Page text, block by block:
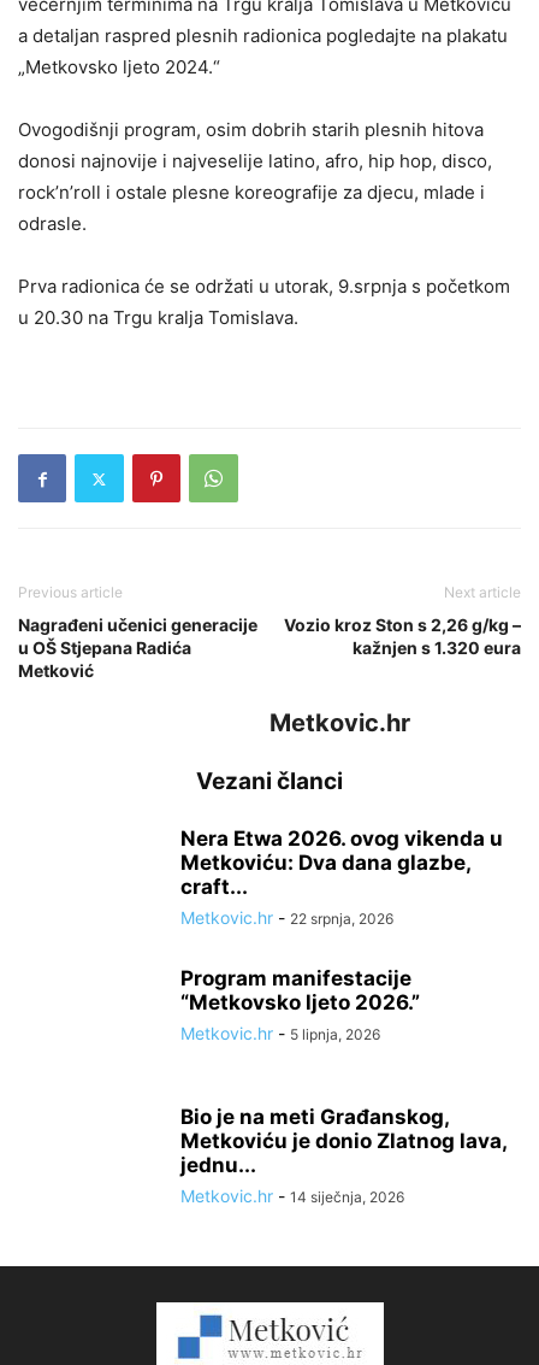
a detaljan raspred plesnih radionica pogledajte na plakatu
„Metkovsko ljeto 2024.“
Ovogodišnji program, osim dobrih starih plesnih hitova
donosi najnovije i najveselije latino, afro, hip hop, disco,
rock’n’roll i ostale plesne koreografije za djecu, mlade i
odrasle.
Prva radionica će se održati u utorak, 9.srpnja s početkom
u 20.30 na Trgu kralja Tomislava.
Previous article
Nagrađeni učenici generacije
u OŠ Stjepana Radića
Metković
Next article
Vozio kroz Ston s 2,26 g/kg –
kažnjen s 1.320 eura
Metkovic.hr
Vezani članci
Nera Etwa 2026. ovog vikenda u
Metkoviću: Dva dana glazbe,
craft...
Metkovic.hr - 22 srpnja, 2026
Program manifestacije
“Metkovsko ljeto 2026.”
Metkovic.hr - 5 lipnja, 2026
Bio je na meti Građanskog,
Metkoviću je donio Zlatnog lava,
jednu...
Metkovic.hr - 14 siječnja, 2026